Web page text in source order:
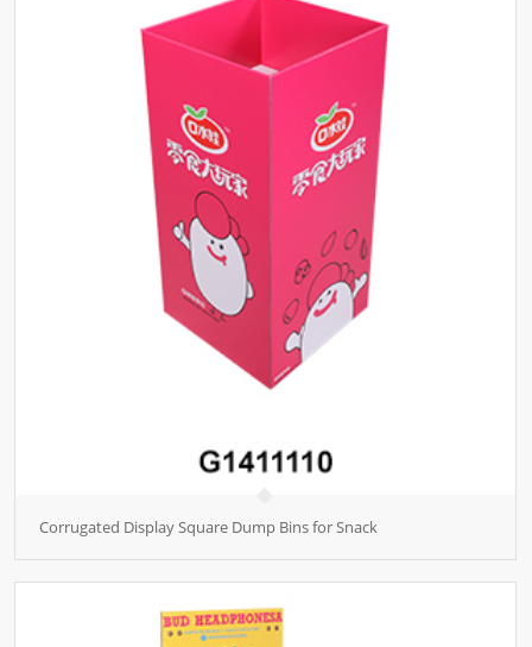
Corrugated Display Square Dump Bins for Snack